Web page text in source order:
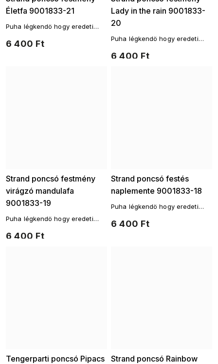
Életfa 9001833-21
6 400 Ft
Puha légkendö hogy eredeti
fürdőruha felett.
Lady in the rain 9001833-
20
6 400 Ft
Puha légkendö hogy eredeti
fürdőruha felett.
Strand poncsó festmény
virágzó mandulafa
9001833-19
6 400 Ft
Puha légkendö hogy eredeti
fürdőruha felett.
Strand poncsó festés
naplemente 9001833-18
6 400 Ft
Puha légkendö hogy eredeti
fürdőruha felett.
Tengerparti poncsó Pipacs
Strand poncsó Rainbow